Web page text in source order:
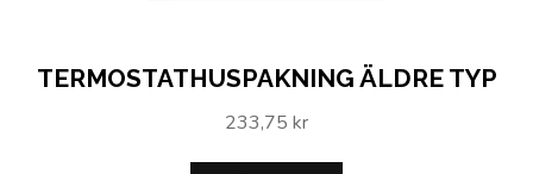
TERMOSTATHUSPAKNING ÄLDRE TYP
233,75 kr